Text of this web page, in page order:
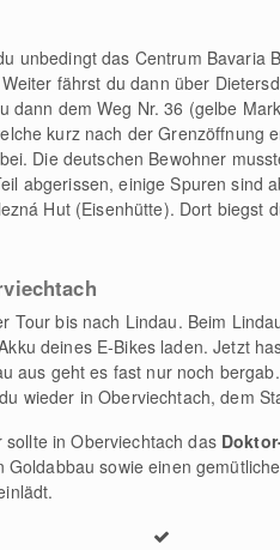
unbedingt das Centrum
fährst du dann über
dann dem Weg Nr. 36 (gelbe
kurz nach der Grenzöffnung
Die deutschen Bewohner
abgerissen, einige Spuren sind
Hut (Eisenhütte). Dort
Tour bis nach Lindau. Beim
deines E-Bikes laden. Jetzt
aus geht es fast nur noch
wieder in Oberviechtach, dem
in Oberviechtach das
sowie einen